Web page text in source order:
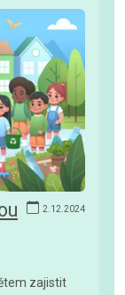
2.12.2024
zajistit